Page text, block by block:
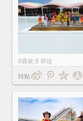
0喜欢 0 评论
转贴